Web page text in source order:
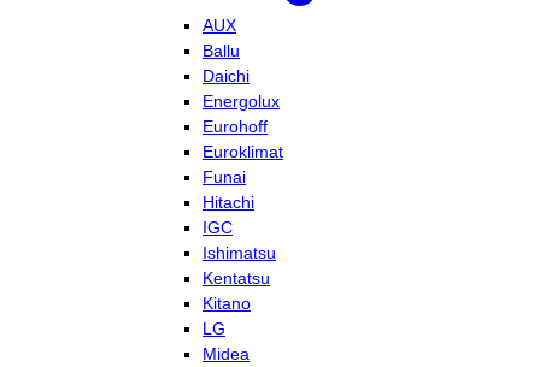
AUX
Ballu
Daichi
Energolux
Eurohoff
Euroklimat
Funai
Hitachi
IGC
Ishimatsu
Kentatsu
Kitano
LG
Midea